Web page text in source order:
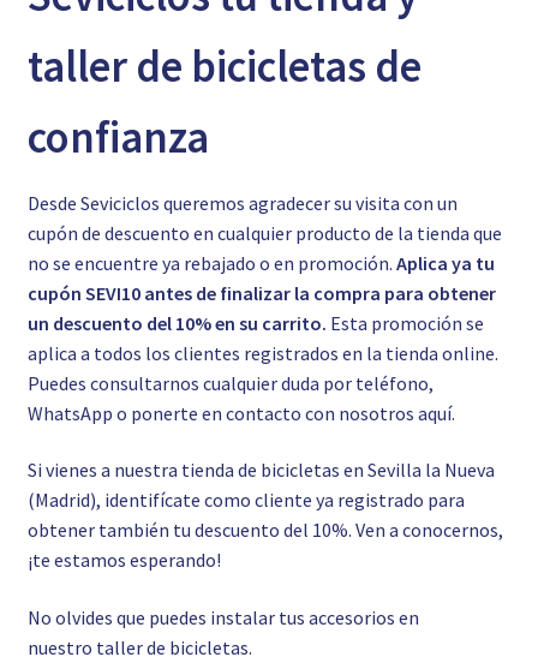
taller de bicicletas de
confianza
Desde Seviciclos queremos agradecer su visita con un
cupón de descuento en cualquier producto de la tienda que
no se encuentre ya rebajado o en promoción. Aplica ya tu
cupón SEVI10 antes de finalizar la compra para obtener
un descuento del 10% en su carrito. Esta promoción se
aplica a todos los clientes registrados en la tienda online.
Puedes consultarnos cualquier duda por teléfono,
WhatsApp o ponerte en contacto con nosotros aquí.
Si vienes a nuestra tienda de bicicletas en Sevilla la Nueva
(Madrid), identifícate como cliente ya registrado para
obtener también tu descuento del 10%. Ven a conocernos,
¡te estamos esperando!
No olvides que puedes instalar tus accesorios en
nuestro taller de bicicletas.